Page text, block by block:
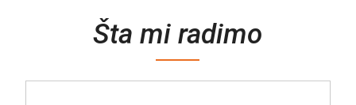
Šta mi radimo